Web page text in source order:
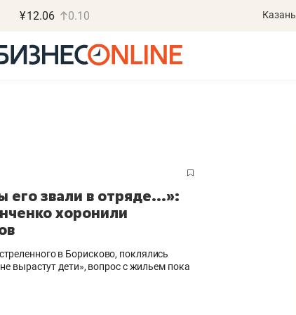
¥12.06 0.10 Казань
его звали в отряде...»:
хоронили
в Борисково, поклялись
вырастут дети», вопрос с жильем пока
правил, бизнес может
потерять минимум